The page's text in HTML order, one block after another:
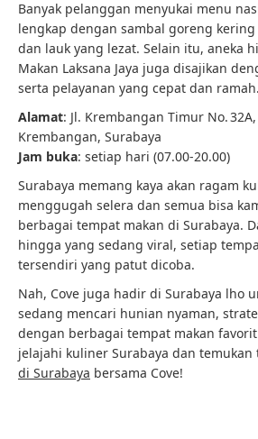
Banyak pelanggan menyukai menu
lengkap dengan sambal goreng kering
dan lauk yang lezat. Selain itu, aneka
Makan Laksana Jaya juga disajikan
serta pelayanan yang cepat dan ramah.
Alamat: Jl. Krembangan Timur No.
Krembangan, Surabaya
Jam buka: setiap hari (07.00-20.00)
Surabaya memang kaya akan ragam
menggugah selera dan semua bisa
berbagai tempat makan di Surabaya.
hingga yang sedang viral, setiap
tersendiri yang patut dicoba.
Nah, Cove juga hadir di Surabaya lho
sedang mencari hunian nyaman,
dengan berbagai tempat makan
jelajahi kuliner Surabaya dan temukan
di Surabaya bersama Cove!